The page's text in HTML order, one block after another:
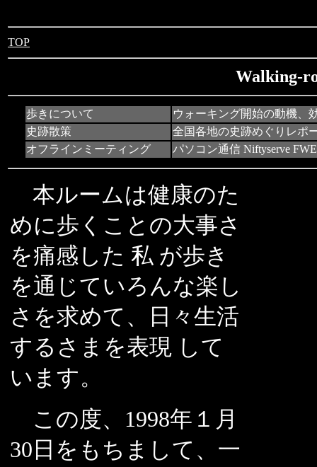
TOP
Walking-
歩きについて
ウォーキング開始の動機、
史跡散策
全国各地の史跡めぐりレポ
オフラインミーティング
パソコン通信 Niftyserve
本ルームは健康のた
めに歩くことの大事さ
を痛感した 私 が歩き
を通じていろんな楽し
さを求めて、日々生活
するさまを表現 して
います。
この度、1998年１月
30日をもちまして、一